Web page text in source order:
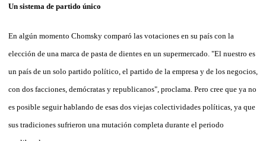
Un sistema de partido único
En algún momento Chomsky comparó las votaciones en su país con la
elección de una marca de pasta de dientes en un supermercado. "El nuestro es
un país de un solo partido político, el partido de la empresa y de los negocios,
con dos facciones, demócratas y republicanos", proclama. Pero cree que ya no
es posible seguir hablando de esas dos viejas colectividades políticas, ya que
sus tradiciones sufrieron una mutación completa durante el periodo